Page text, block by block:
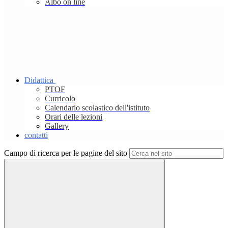
Albo on line
Didattica
PTOF
Curricolo
Calendario scolastico dell'istituto
Orari delle lezioni
Gallery
contatti
Campo di ricerca per le pagine del sito